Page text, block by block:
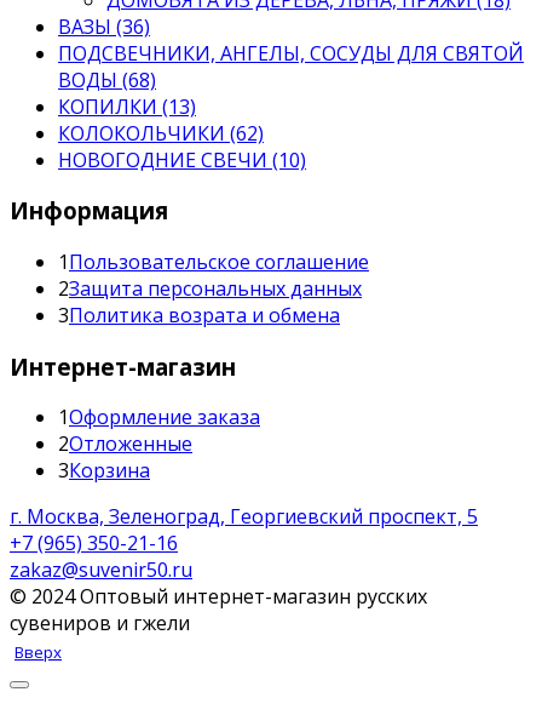
ВАЗЫ (36)
ПОДСВЕЧНИКИ, АНГЕЛЫ, СОСУДЫ ДЛЯ СВЯТОЙ
ВОДЫ (68)
КОПИЛКИ (13)
КОЛОКОЛЬЧИКИ (62)
НОВОГОДНИЕ СВЕЧИ (10)
Информация
1Пользовательское соглашение
2Защита персональных данных
3Политика возрата и обмена
Интернет-магазин
1Оформление заказа
2Отложенные
3Корзина
г. Москва, Зеленоград, Георгиевский проспект, 5
+7 (965) 350-21-16
zakaz@suvenir50.ru
© 2024 Оптовый интернет-магазин русских
сувениров и гжели
Вверх